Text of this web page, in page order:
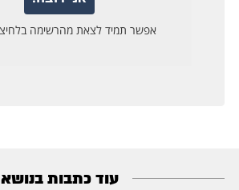
עוד כתבות בנושא